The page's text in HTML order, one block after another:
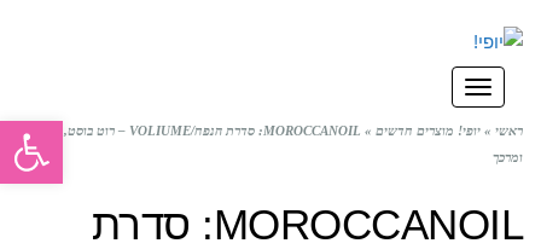
תפריט
ראשי » יופי! מוצרים חדשים »
MOROCCANOIL: סדרת הנפח/VOLIUME – רוט בוסט, שמפו
ומרכך
MOROCCANOIL: סדרת
פתח